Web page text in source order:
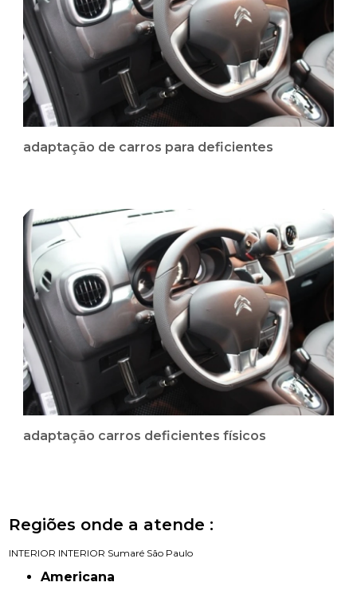
adaptação de carros para deficientes
adaptação carros deficientes físicos
Regiões onde a atende :
INTERIOR INTERIOR Sumaré São Paulo
Americana